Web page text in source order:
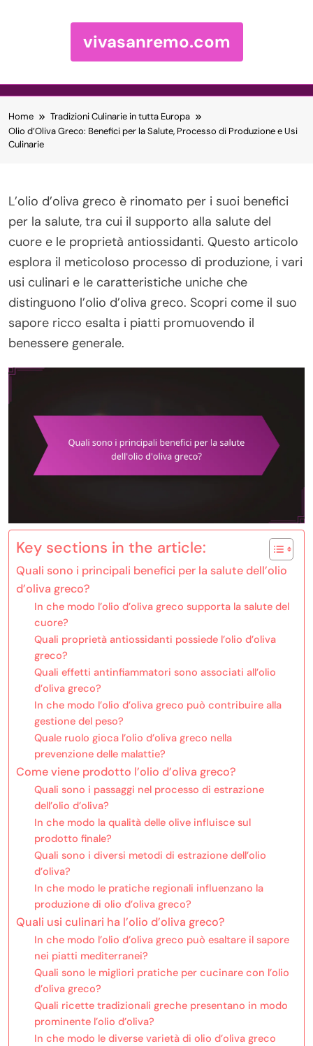
vivasanremo.com
Home
Tradizioni Culinarie in tutta Europa
Olio d’Oliva Greco: Benefici per la Salute, Processo di Produzione e Usi
Culinarie
L’olio d’oliva greco è rinomato per i suoi benefici
per la salute, tra cui il supporto alla salute del
cuore e le proprietà antiossidanti. Questo articolo
esplora il meticoloso processo di produzione, i vari
usi culinari e le caratteristiche uniche che
distinguono l’olio d’oliva greco. Scopri come il suo
sapore ricco esalta i piatti promuovendo il
benessere generale.
Key sections in the article:
Quali sono i principali benefici per la salute dell’olio
d’oliva greco?
In che modo l’olio d’oliva greco supporta la salute del
cuore?
Quali proprietà antiossidanti possiede l’olio d’oliva
greco?
Quali effetti antinfiammatori sono associati all’olio
d’oliva greco?
In che modo l’olio d’oliva greco può contribuire alla
gestione del peso?
Quale ruolo gioca l’olio d’oliva greco nella
prevenzione delle malattie?
Come viene prodotto l’olio d’oliva greco?
Quali sono i passaggi nel processo di estrazione
dell’olio d’oliva?
In che modo la qualità delle olive influisce sul
prodotto finale?
Quali sono i diversi metodi di estrazione dell’olio
d’oliva?
In che modo le pratiche regionali influenzano la
produzione di olio d’oliva greco?
Quali usi culinari ha l’olio d’oliva greco?
In che modo l’olio d’oliva greco può esaltare il sapore
nei piatti mediterranei?
Quali sono le migliori pratiche per cucinare con l’olio
d’oliva greco?
Quali ricette tradizionali greche presentano in modo
prominente l’olio d’oliva?
In che modo le diverse varietà di olio d’oliva greco